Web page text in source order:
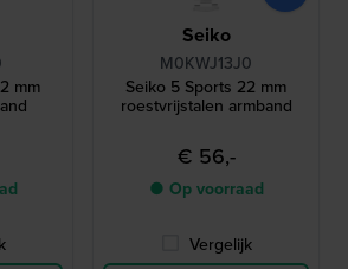
mm
Seiko
M0KWJ13J0
Seiko 5 Sports 22 mm
roestvrijstalen armband
€ 56,-
● Op voorraad
Vergelijk